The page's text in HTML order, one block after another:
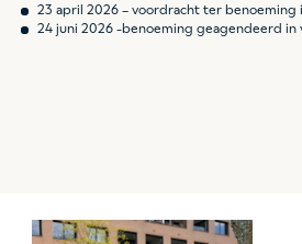
23 april 2026 – voordracht ter benoeming
24 juni 2026 -benoeming geagendeerd in